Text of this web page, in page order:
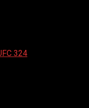
324